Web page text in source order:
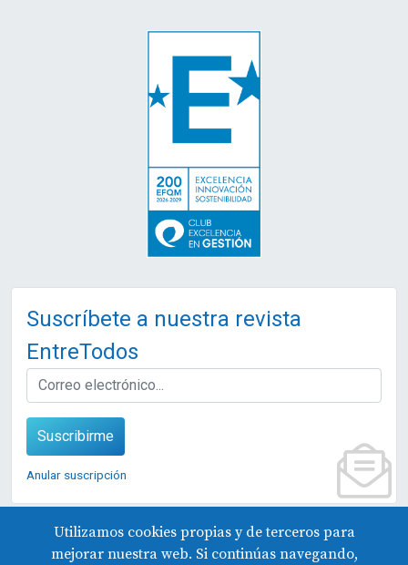
Suscríbete a nuestra revista
EntreTodos
EMAIL
Suscribirme
Anular suscripción
© 2026 Fundación Edes
Utilizamos cookies propias y de terceros para
mejorar nuestra web. Si continúas navegando,